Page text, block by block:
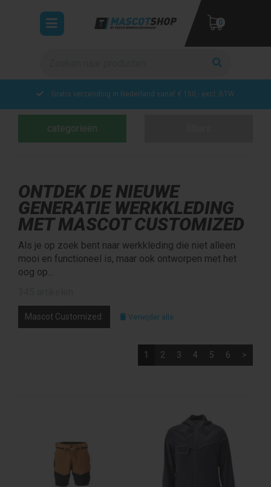
(Veiligheidskleding)
Toggle
navigation
0
UW WINKELWAGEN IS LEEG.
Bedruk- en borduurservice
categorieën
ONTDEK DE NIEUWE
GENERATIE WERKKLEDING
MET MASCOT CUSTOMIZED
Als je op zoek bent naar werkkleding die niet alleen
mooi en functioneel is, maar ook ontworpen met het
oog op…
Mascot Customized Verwijder alle
1 2 3 4 5 6 >